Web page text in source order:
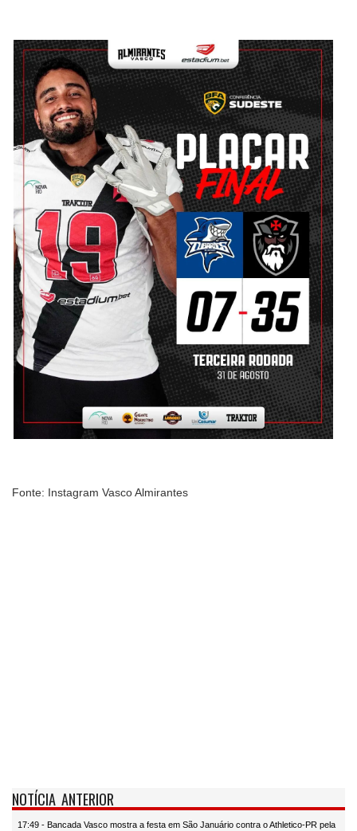
Fonte: Instagram Vasco Almirantes
NOTÍCIA ANTERIOR
17:49 - Bancada Vasco mostra a festa em São Januário contra o Athletico-PR pela